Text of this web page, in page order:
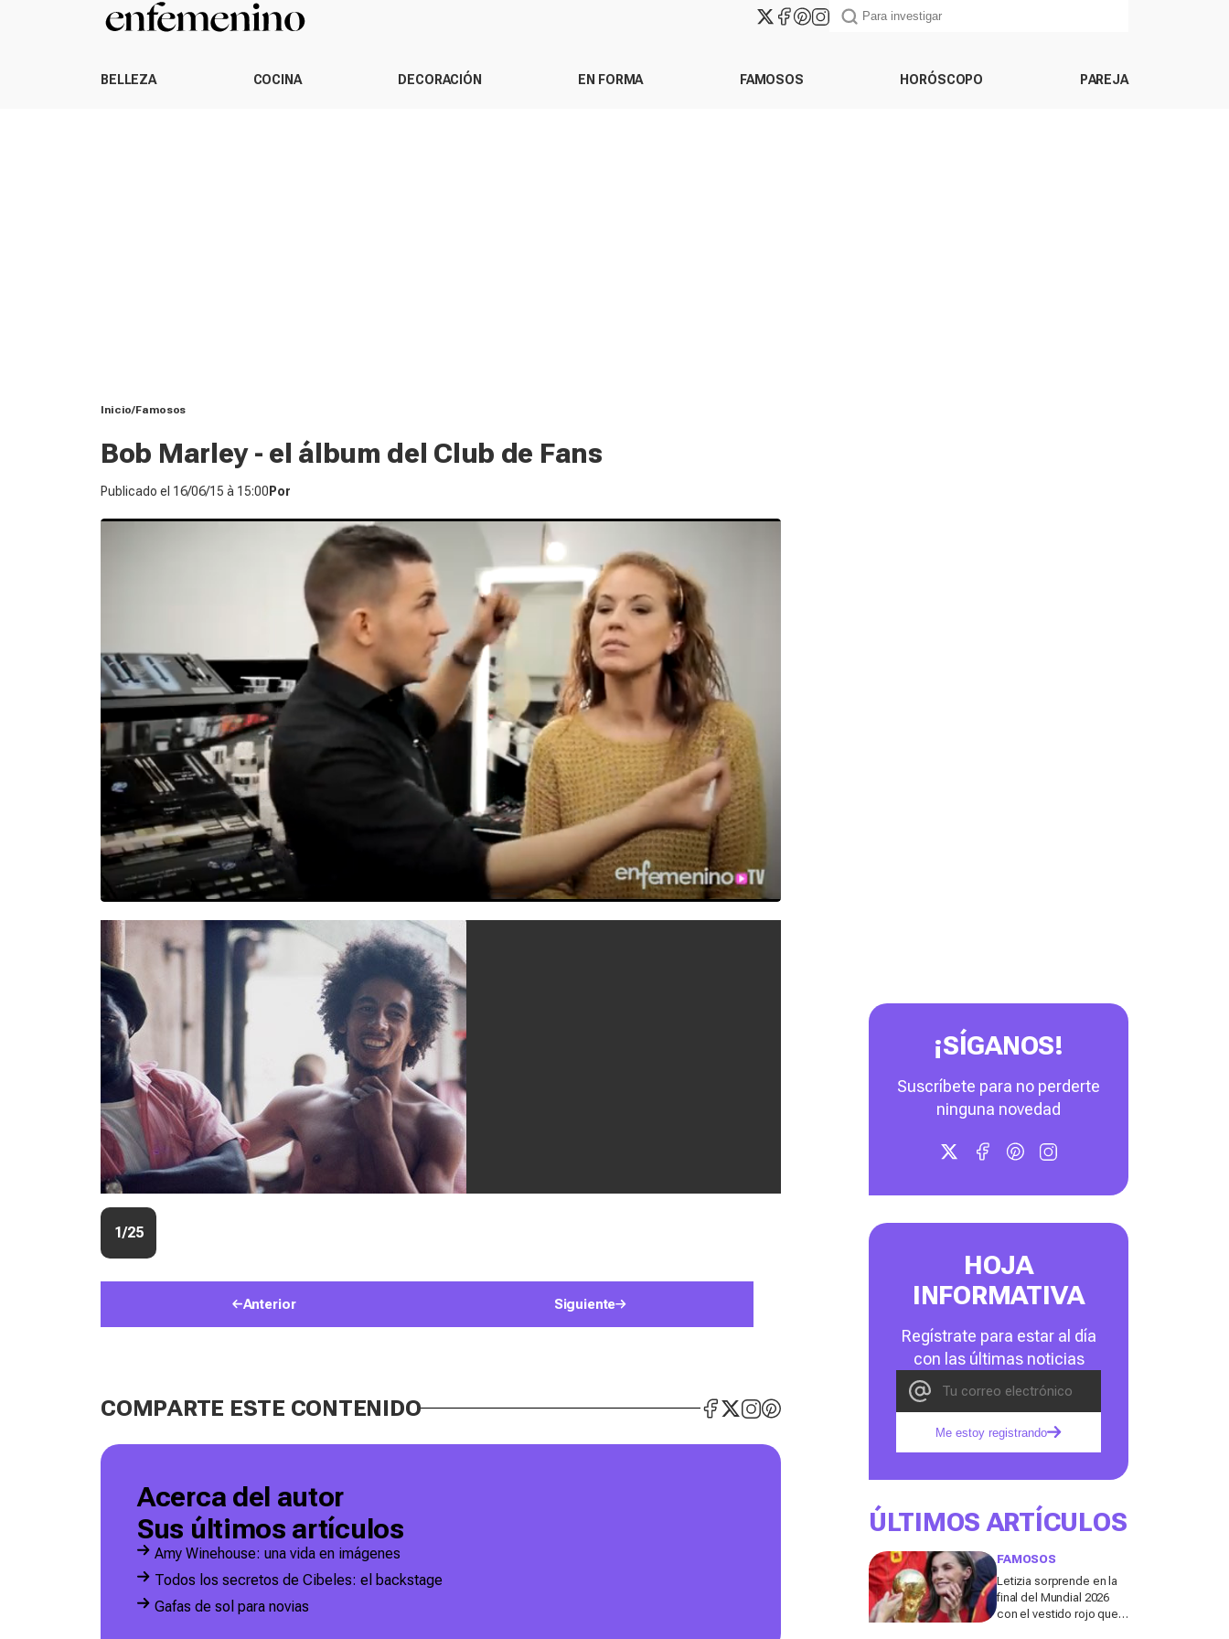
BELLEZA COCINA DECORACIÓN EN FORMA FAMOSOS HORÓSCOPO PAREJA
Inicio Famosos
Bob Marley - el álbum del Club de Fans
Publicado el 16/06/15 à 15:00 Por
1/25
Anterior Siguiente
COMPARTE ESTE CONTENIDO
Acerca del autor
Sus últimos artículos
Amy Winehouse: una vida en imágenes
Todos los secretos de Cibeles: el backstage
Gafas de sol para novias
¡SÍGANOS!
Suscríbete para no perderte
ninguna novedad
HOJA
INFORMATIVA
Regístrate para estar al día
con las últimas noticias
Me estoy registrando
ÚLTIMOS ARTÍCULOS
FAMOSOS
Letizia sorprende en la
final del Mundial 2026
con el vestido rojo que